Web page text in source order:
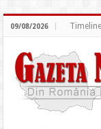
09/08/2026 Timeline